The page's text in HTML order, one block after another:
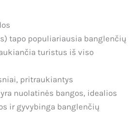
tapo populiariausia banglenčių
turistus iš viso
pritraukiantys
nuolatinės bangos, idealios
ir gyvybinga banglenčių